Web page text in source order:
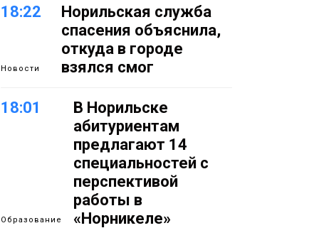
18:22
Новости
Норильская служба
спасения объяснила,
откуда в городе
взялся смог
18:01
Образование
В Норильске
абитуриентам
предлагают 14
специальностей с
перспективой
работы в
«Норникеле»